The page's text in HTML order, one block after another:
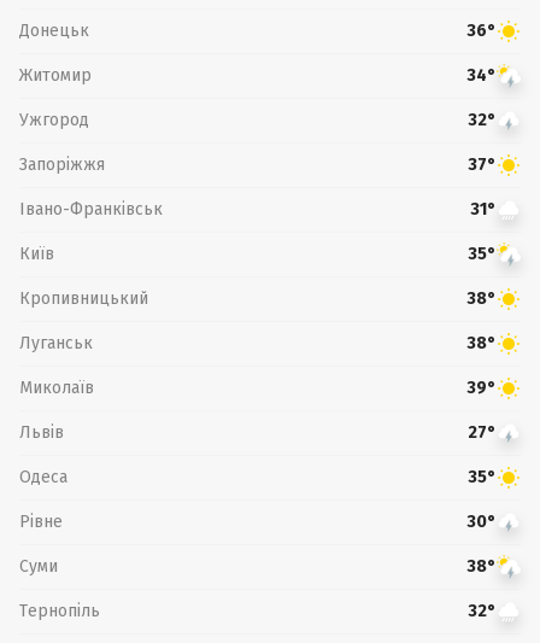
Донецьк 36°
Житомир 34°
Ужгород 32°
Запоріжжя 37°
Івано-Франківськ 31°
Київ 35°
Кропивницький 38°
Луганськ 38°
Миколаїв 39°
Львів 27°
Одеса 35°
Рівне 30°
Суми 38°
Тернопіль 32°